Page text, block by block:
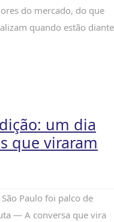
do mercado, do que
quando estão diante
um dia
que viraram
Paulo foi palco de
— A conversa que vira